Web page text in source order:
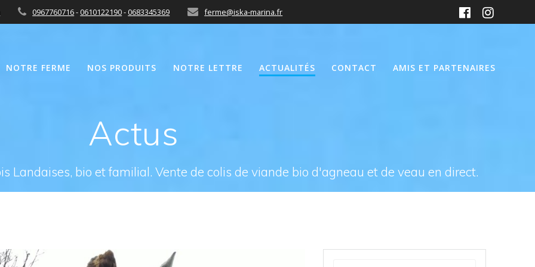
0967760716-0610122190-0683345369 ferme@iska-marina.fr
NOTRE FERME NOS PRODUITS NOTRE LETTRE ACTUALITÉS CONTACT AMIS ET PARTENAIRES
Actus
Landaises, bio et familial. Vente de colis de viande bio d'agneau et de veau en direct.